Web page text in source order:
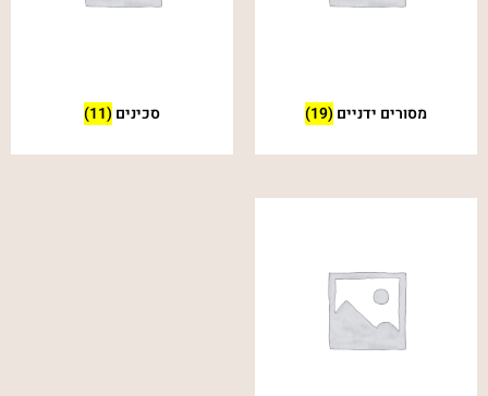
מסורים ידניים (19) סכינים (11)